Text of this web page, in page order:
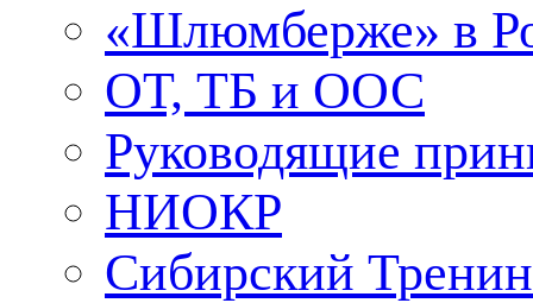
«Шлюмберже» в
ОТ, ТБ и ООС
Руководящие
НИОКР
Сибирский